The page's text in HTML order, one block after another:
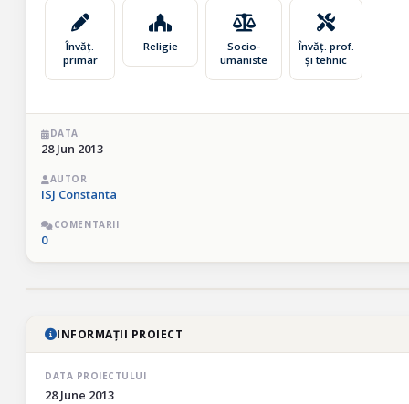
Învăț.
primar
Religie
Socio-
umaniste
Învăț. prof.
și tehnic
DATA
28 Jun 2013
AUTOR
ISJ Constanta
COMENTARII
0
INFORMAȚII PROIECT
DATA PROIECTULUI
28 June 2013